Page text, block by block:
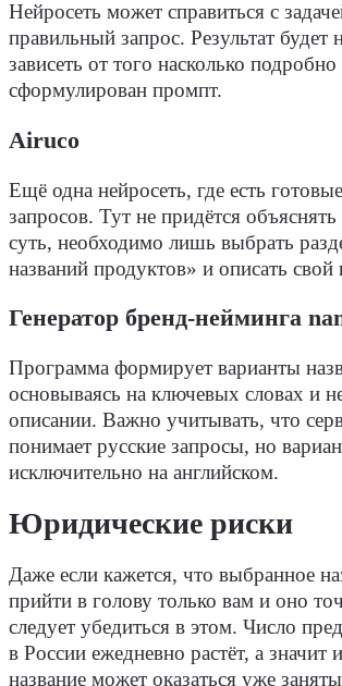
Нейросеть может справиться с
правильный запрос. Результат
зависеть от того насколько
сформулирован промпт.
Airuco
Ещё одна нейросеть, где есть
запросов. Тут не придётся объяснять
суть, необходимо лишь выбрать
названий продуктов» и описать свой
Генератор бренд-нейминга
Программа формирует варианты
основываясь на ключевых словах и
описании. Важно учитывать, что
понимает русские запросы, но
исключительно на английском.
Юридические риски
Даже если кажется, что выбранное
прийти в голову только вам и оно
следует убедиться в этом. Число
в России ежедневно растёт, а значит
название может оказаться уже